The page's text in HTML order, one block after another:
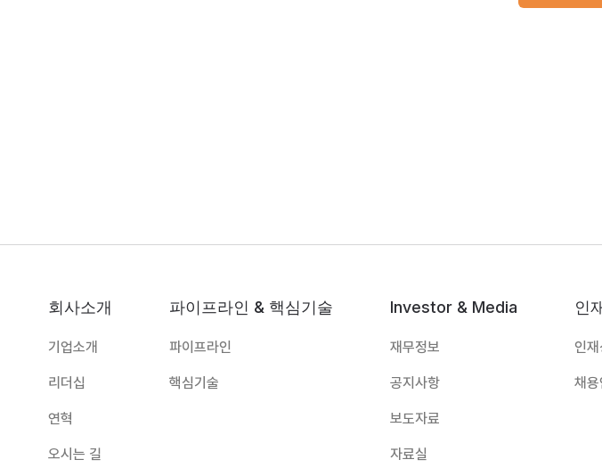
회사소개
기업소개
리더십
연혁
오시는 길
파이프라인 & 핵심기술
파이프라인
핵심기술
Investor & Media
재무정보
공지사항
보도자료
자료실
인
인
채용